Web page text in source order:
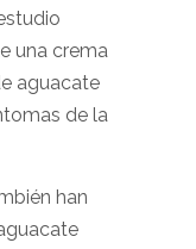
una crema
aguacate
de la
han